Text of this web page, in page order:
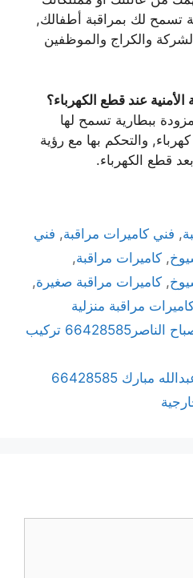
تسمح لك بمراقبة أطفالك,
والكراج والموظفين
عند قطع الكهرباء؟
ببطارية تسمح لها
والتحكم بها مع رؤية
بعد قطع الكهرباء.
, فني كاميرات مراقبة, فني
, كاميرات مراقبة,
, كاميرات مراقبة صغيرة,
مراقبة منزلية
فني كاميرات مراقبة صباح الناصر66428585 تركيب
فني كاميرات مراقبة عبدالله مبارك 66428585